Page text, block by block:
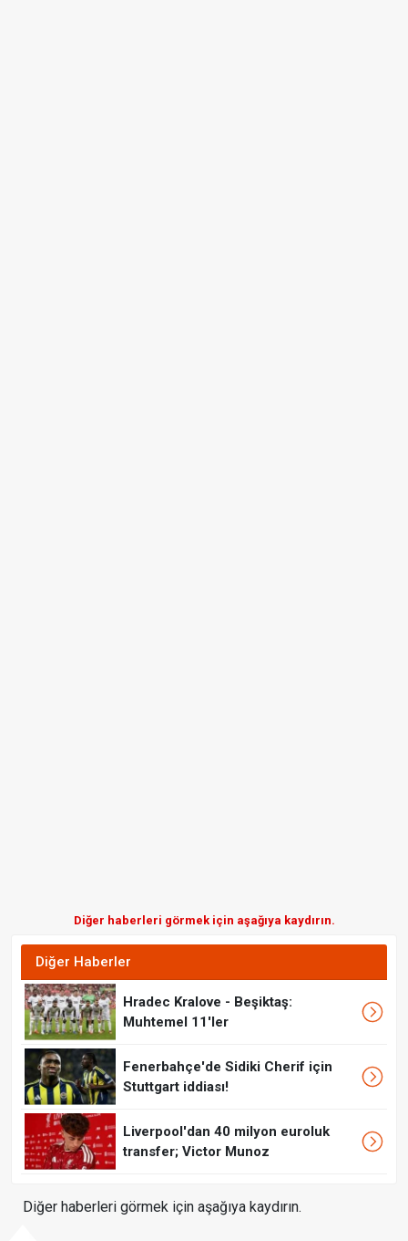
Diğer haberleri görmek için aşağıya kaydırın.
Diğer Haberler
Hradec Kralove - Beşiktaş:
Muhtemel 11'ler
Fenerbahçe'de Sidiki Cherif için
Stuttgart iddiası!
Liverpool'dan 40 milyon euroluk
transfer; Victor Munoz
Diğer haberleri görmek için aşağıya kaydırın.